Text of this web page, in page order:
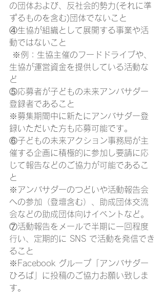
の団体および、反社会的勢力(それに準
ずるものを含む)団体でないこと
④生協が組織として展開する事業や活
動ではないこと
生協が運営資金を提供している活動な
ど
⑤応募者が子どもの未来アンバサダー
登録者であること
※募集期間中に新たにアンバサダー登
録いただいた方も応募可能です。
⑥子どもの未来アクション事務局が主
催する企画に積極的に参加し要請に応
じて報告などのご協力が可能であるこ
と
※アンバサダーのつどいや活動報告会
への参加（登壇含む）、助成団体交流
会などの助成団体向けイベントなど。
⑦活動報告をメールで半期に一回程度
行い、定期的に SNS で活動を発信でき
ること
※Facebook グループ「アンバサダー
ひろば」に投稿のご協力お願い致しま
す。